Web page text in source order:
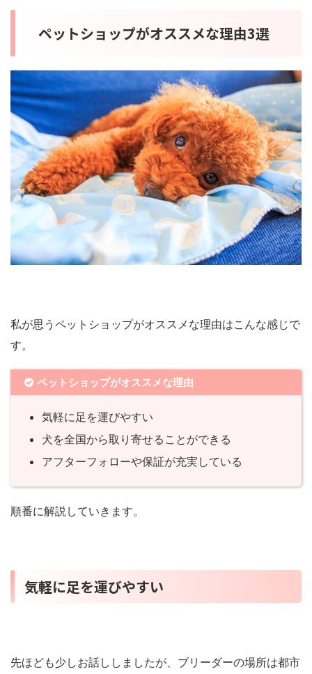
ペットショップがオススメな理由3選
私が思うペットショップがオススメな理由はこんな感じで
す。
ペットショップがオススメな理由
気軽に足を運びやすい
犬を全国から取り寄せることができる
アフターフォローや保証が充実している
順番に解説していきます。
気軽に足を運びやすい
先ほども少しお話ししましたが、ブリーダーの場所は都市